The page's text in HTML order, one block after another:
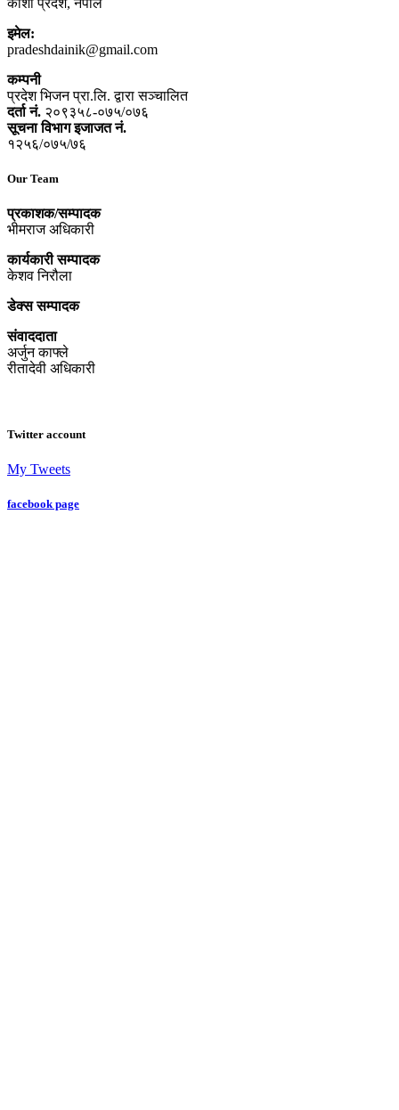
कोशी प्रदेश, नेपाल
इमेल:
pradeshdainik@gmail.com
कम्पनी
प्रदेश भिजन प्रा.लि. द्वारा सञ्‍चालित
दर्ता नं. २०९३५८-०७५/०७६
सूचना विभाग इजाजत नं.
१२५६/०७५/७६
Our Team
प्रकाशक/सम्पादक
भीमराज अधिकारी
कार्यकारी सम्पादक
केशव निरौला
डेक्स सम्पादक
संवाददाता
अर्जुन काफ्ले
रीतादेवी अधिकारी
Twitter account
My Tweets
facebook page